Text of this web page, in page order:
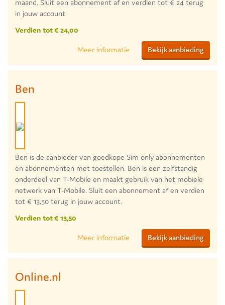
maand. Sluit een abonnement af en verdien tot € 24 terug
in jouw account.
Verdien tot € 24,00
Meer informatie Bekijk aanbieding
Ben
Ben is de aanbieder van goedkope Sim only abonnementen
en abonnementen met toestellen. Ben is een zelfstandig
onderdeel van T-Mobile en maakt gebruik van het mobiele
netwerk van T-Mobile. Sluit een abonnement af en verdien
tot € 13,50 terug in jouw account.
Verdien tot € 13,50
Meer informatie Bekijk aanbieding
Online.nl